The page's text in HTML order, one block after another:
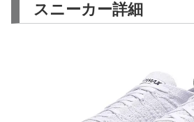
スニーカー詳細